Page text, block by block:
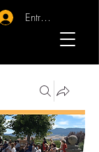
Entrar - Registro